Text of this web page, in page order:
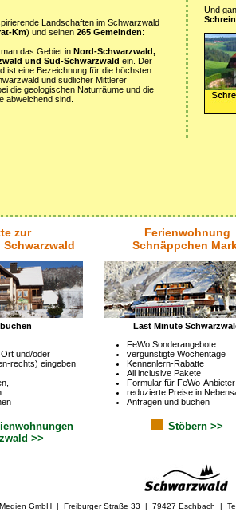
Landschaften im Schwarzwald
Km) und seinen 265 Gemeinden:
das Gebiet in Nord-Schwarzwald,
und Süd-Schwarzwald ein. Der
ist eine Bezeichnung für die höchsten
und südlicher Mittlerer
die geologischen Naturräume und die
abweichend sind.
Und
zur
Ferienwohnung
Schnäppchen
und/oder
rechts) eingeben
>>
Last Minute
FeWo Sonderangebote
vergünstigte Wochentage
Kennenlern-Rabatte
All inclusive Pakete
Formular für FeWo-Anbieter
reduzierte Preise in
Anfragen und buchen
Stöbern >>
GmbH | Freiburger Straße 33 | 79427 Eschbach |